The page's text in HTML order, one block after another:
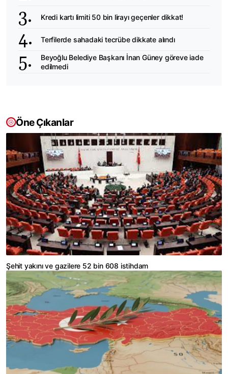
Kredi kartı limiti 50 bin lirayı geçenler dikkat!
Terfilerde sahadaki tecrübe dikkate alındı
Beyoğlu Belediye Başkanı İnan Güney göreve iade
edilmedi
Öne Çıkanlar
Şehit yakını ve gazilere 52 bin 608 istihdam